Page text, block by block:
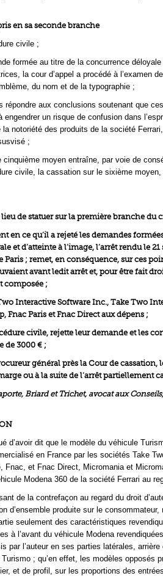
en sa seconde branche
civile ;
formée au titre de la concurrence
la cour d’appel a procédé à l’examen
du nom et de la typographie ;
répondre aux conclusions soutenant que
engendrer un risque de confusion dans
notoriété des produits de la société Ferrari,
;
moyen entraîne, par voie de
civile, la cassation sur le sixième
lieu de statuer sur la première branche du
en ce qu’il a rejeté les demandes
et d’atteinte à l’image, l’arrêt rendu le
Paris ; remet, en conséquence, sur ces
avant ledit arrêt et, pour être fait
composée ;
Interactive Software Inc., Take Two
Paris et Fnac Direct aux dépens ;
civile, rejette leur demande et les
de 3000 € ;
général près la Cour de cassation,
ou à la suite de l’arrêt partiellement
Briard et Trichet, avocat aux
d’avoir dit que le modèle du véhicule
en France par les sociétés Take
Fnac, et Fnac Direct, Micromania et
Modena 360 de la société Ferrari au
de la contrefaçon au regard du droit
d’ensemble produite sur le
seulement des caractéristiques
à l’avant du véhicule Modena
par l’auteur en ses parties latérales,
; qu’en effet, les modèles opposés
et de profil, sur les proportions des